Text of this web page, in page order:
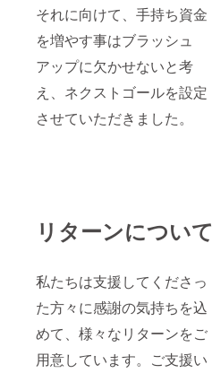
それに向けて、手持ち資金
を増やす事はブラッシュ
アップに欠かせないと考
え、ネクストゴールを設定
させていただきました。
リターンについて
私たちは支援してくださっ
た方々に感謝の気持ちを込
めて、様々なリターンをご
用意しています。ご支援い